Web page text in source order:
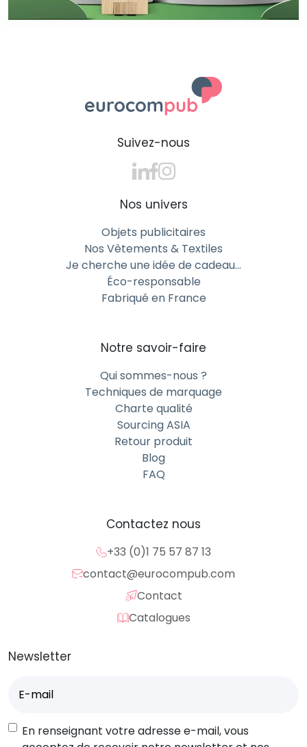
Suivez-nous
Nos univers
Objets publicitaires
Nos Vêtements & Textiles
Je cherche une idée de cadeau…
Éco-responsable
Fabriqué en France
Notre savoir-faire
Qui sommes-nous ?
Techniques de marquage
Charte qualité
Sourcing ASIA
Retour produit
Blog
FAQ
Contactez nous
+33 (0)1 75 57 87 13
contact@eurocompub.com
Contact
Catalogues
Newsletter
mail(Nécessaire)
RGPD
En renseignant votre adresse e-mail, vous